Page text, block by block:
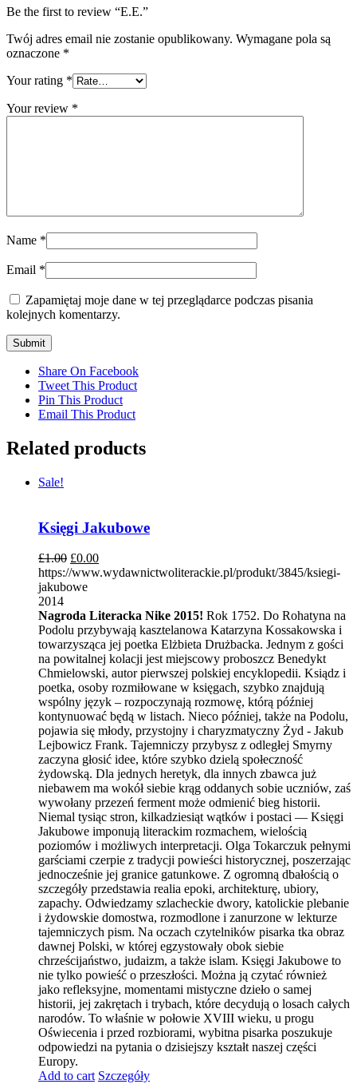
Be the first to review “E.E.”
Twój adres email nie zostanie opublikowany. Wymagane pola są
oznaczone *
Your rating *
Your review *
Name *
Email *
Zapamiętaj moje dane w tej przeglądarce podczas pisania
kolejnych komentarzy.
Share On Facebook
Tweet This Product
Pin This Product
Email This Product
Related products
Sale!
Księgi Jakubowe
£1.00 £0.00
https://www.wydawnictwoliterackie.pl/produkt/3845/ksiegi-
jakubowe
2014
Nagroda Literacka Nike 2015! Rok 1752. Do Rohatyna na
Podolu przybywają kasztelanowa Katarzyna Kossakowska i
towarzysząca jej poetka Elżbieta Drużbacka. Jednym z gości
na powitalnej kolacji jest miejscowy proboszcz Benedykt
Chmielowski, autor pierwszej polskiej encyklopedii. Ksiądz i
poetka, osoby rozmiłowane w księgach, szybko znajdują
wspólny język – rozpoczynają rozmowę, którą później
kontynuować będą w listach. Nieco później, także na Podolu,
pojawia się młody, przystojny i charyzmatyczny Żyd - Jakub
Lejbowicz Frank. Tajemniczy przybysz z odległej Smyrny
zaczyna głosić idee, które szybko dzielą społeczność
żydowską. Dla jednych heretyk, dla innych zbawca już
niebawem ma wokół siebie krąg oddanych sobie uczniów, zaś
wywołany przezeń ferment może odmienić bieg historii.
Niemal tysiąc stron, kilkadziesiąt wątków i postaci — Księgi
Jakubowe imponują literackim rozmachem, wielością
poziomów i możliwych interpretacji. Olga Tokarczuk pełnymi
garściami czerpie z tradycji powieści historycznej, poszerzając
jednocześnie jej granice gatunkowe. Z ogromną dbałością o
szczegóły przedstawia realia epoki, architekturę, ubiory,
zapachy. Odwiedzamy szlacheckie dwory, katolickie plebanie
i żydowskie domostwa, rozmodlone i zanurzone w lekturze
tajemniczych pism. Na oczach czytelników pisarka tka obraz
dawnej Polski, w której egzystowały obok siebie
chrześcijaństwo, judaizm, a także islam. Księgi Jakubowe to
nie tylko powieść o przeszłości. Można ją czytać również
jako refleksyjne, momentami mistyczne dzieło o samej
historii, jej zakrętach i trybach, które decydują o losach całych
narodów. To właśnie w połowie XVIII wieku, u progu
Oświecenia i przed rozbiorami, wybitna pisarka poszukuje
odpowiedzi na pytania o dzisiejszy kształt naszej części
Europy.
Add to cart Szczegóły